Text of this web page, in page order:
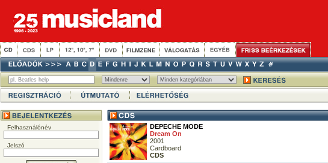
Felhasználónév
Jelszó
DEPECHE MODE
Dream On
2001
Cardboard
CDS